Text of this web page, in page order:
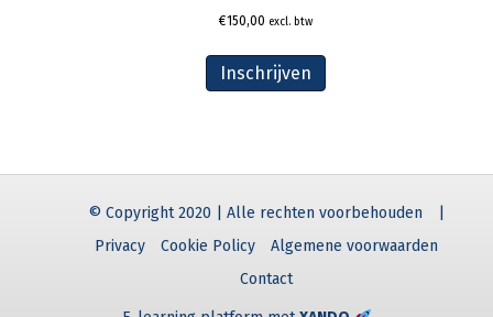
€150,00 excl. btw
Inschrijven
© Copyright 2020 | Alle rechten voorbehouden
Privacy
Cookie Policy
Algemene voorwaarden
Contact